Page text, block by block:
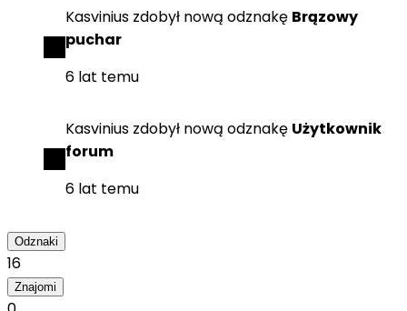
Kasvinius zdobył nową odznakę Brązowy
puchar
6 lat temu
Kasvinius zdobył nową odznakę Użytkownik
forum
6 lat temu
Odznaki
16
Znajomi